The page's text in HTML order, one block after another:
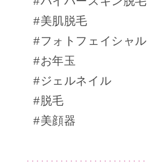
#美肌脱毛
#フォトフェイシャル
#お年玉
#ジェルネイル
#脱毛
#美顔器